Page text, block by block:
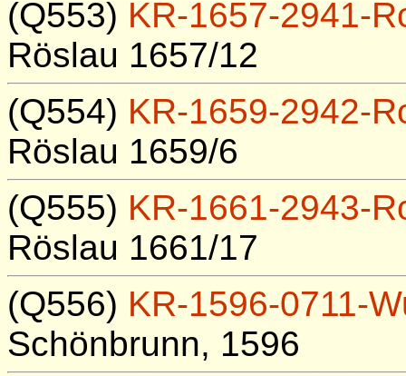
(Q553) KR-1657-2941-
Röslau 1657/12
(Q554) KR-1659-2942-
Röslau 1659/6
(Q555) KR-1661-2943-
Röslau 1661/17
(Q556) KR-1596-0711-
Schönbrunn, 1596